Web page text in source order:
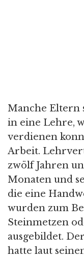
Manche Eltern
in eine Lehre,
verdienen
Arbeit.
zwölf Jahren
Monaten und
die eine
wurden zum
Steinmetzen
ausgebildet.
hatte laut